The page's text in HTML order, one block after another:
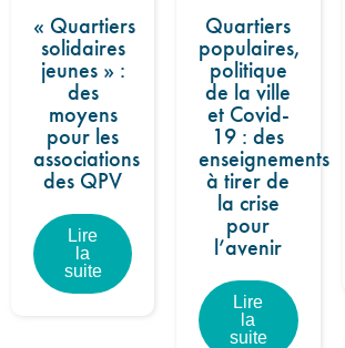
« Quartiers
solidaires
jeunes » :
des
moyens
pour les
associations
des QPV
Lire
la
suite
Quartiers
populaires,
politique
de la ville
et Covid-
19 : des
enseignements
à tirer de
la crise
pour
l’avenir
Lire
la
suite